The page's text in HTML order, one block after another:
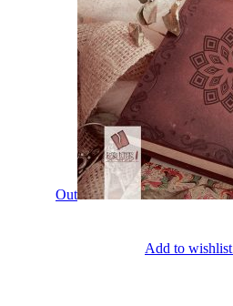
Out
Add to wishlist